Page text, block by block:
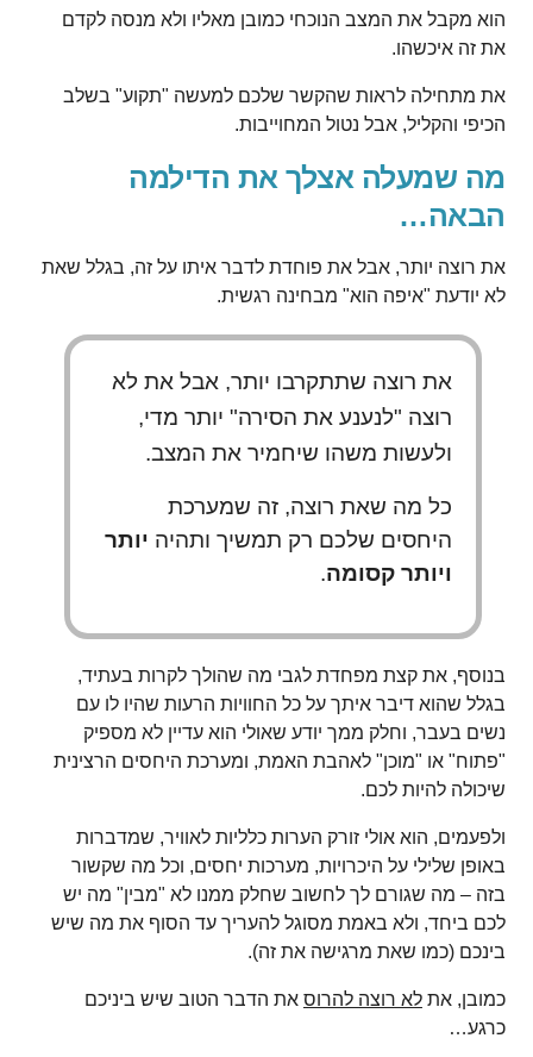
הוא מקבל את המצב הנוכחי כמובן מאליו ולא מנסה לקדם
את זה איכשהו.
את מתחילה לראות שהקשר שלכם למעשה "תקוע" בשלב
הכיפי והקליל, אבל נטול המחוייבות.
מה שמעלה אצלך את הדילמה
הבאה…
את רוצה יותר, אבל את פוחדת לדבר איתו על זה, בגלל שאת
לא יודעת "איפה הוא" מבחינה רגשית.
את רוצה שתתקרבו יותר, אבל את לא
רוצה "לנענע את הסירה" יותר מדי,
ולעשות משהו שיחמיר את המצב.
כל מה שאת רוצה, זה שמערכת
היחסים שלכם רק תמשיך ותהיה יותר
ויותר קסומה.
בנוסף, את קצת מפחדת לגבי מה שהולך לקרות בעתיד,
בגלל שהוא דיבר איתך על כל החוויות הרעות שהיו לו עם
נשים בעבר, וחלק ממך יודע שאולי הוא עדיין לא מספיק
"פתוח" או "מוכן" לאהבת האמת, ומערכת היחסים הרצינית
שיכולה להיות לכם.
ולפעמים, הוא אולי זורק הערות כלליות לאוויר, שמדברות
באופן שלילי על היכרויות, מערכות יחסים, וכל מה שקשור
בזה – מה שגורם לך לחשוב שחלק ממנו לא "מבין" מה יש
לכם ביחד, ולא באמת מסוגל להעריך עד הסוף את מה שיש
בינכם (כמו שאת מרגישה את זה).
כמובן, אתלא רוצה להרוס את הדבר הטוב שיש ביניכם
כרגע…